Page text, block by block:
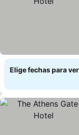
Elige fechas para